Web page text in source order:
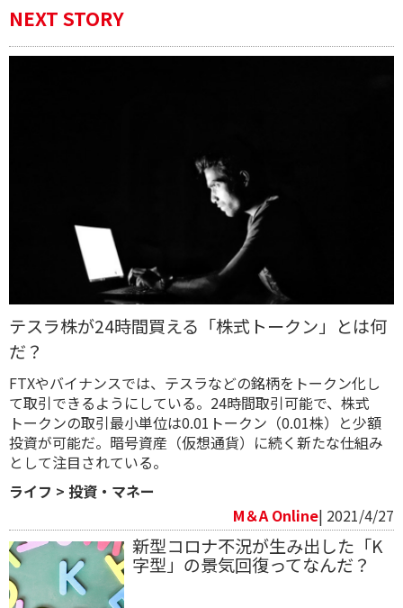
NEXT STORY
テスラ株が24時間買える「株式トークン」とは何
だ？
FTXやバイナンスでは、テスラなどの銘柄をトークン化し
て取引できるようにしている。24時間取引可能で、株式
トークンの取引最小単位は0.01トークン（0.01株）と少額
投資が可能だ。暗号資産（仮想通貨）に続く新たな仕組み
として注目されている。
ライフ > 投資・マネー
M＆A Online| 2021/4/27
新型コロナ不況が生み出した「K
字型」の景気回復ってなんだ？